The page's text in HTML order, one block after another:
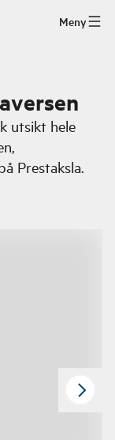
Meny
utsikt hele
Prestaksla.